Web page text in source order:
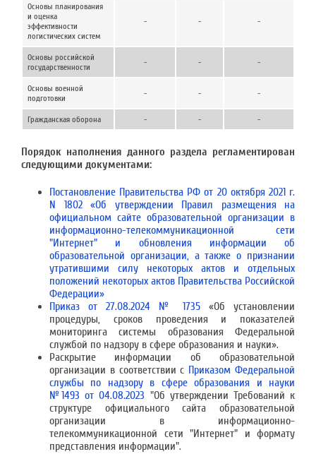
Основы планирования
и оценка
эффективности
логистических систем
- - -
Основы российской
государственности
- - -
Основы военной
подготовки
- - -
Гражданская оборона - - -
Порядок наполнения данного раздела регламентирован
следующими документами:
Постановление Правительства РФ от 20 октября 2021 г.
N 1802 «Об утверждении Правил размещения на
официальном сайте образовательной организации в
информационно-телекоммуникационной сети
"Интернет" и обновления информации об
образовательной организации, а также о признании
утратившими силу некоторых актов и отдельных
положений некоторых актов Правительства Российской
Федерации»
Приказ от 27.08.2024 № 1735 «Об установлении
процедуры, сроков проведения и показателей
мониторинга системы образования Федеральной
службой по надзору в сфере образования и науки».
Раскрытие информации об образовательной
организации в соответствии с Приказом Федеральной
службы по надзору в сфере образования и науки
№1493 от 04.08.2023 "Об утверждении Требований к
структуре официального сайта образовательной
организации в информационно-
телекоммуникационной сети "Интернет" и формату
представления информации".